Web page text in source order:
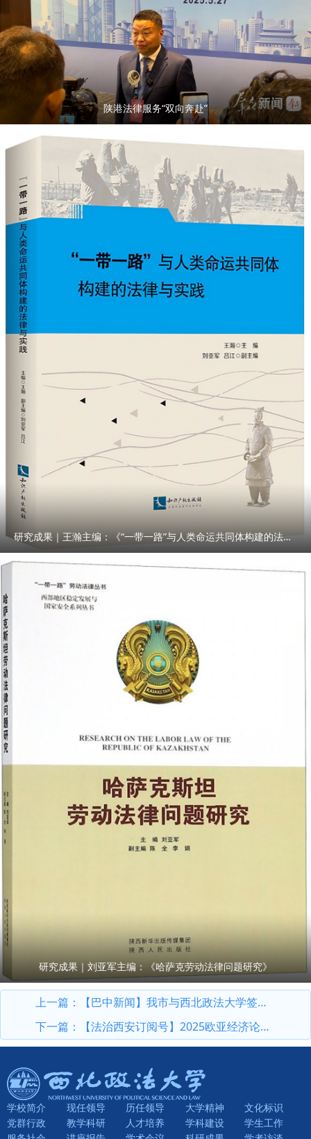
陕港法律服务“双向奔赴”
研究成果｜王瀚主编：《“一带一路”与人类命运共同体构建的法律与实践》
研究成果｜刘亚军主编：《哈萨克劳动法律问题研究》
上一篇：
【巴中新闻】我市与西北政法大学签订战略合作协议 范九利 鲜荣生出席并见证签约
下一篇：
【法治西安订阅号】2025欧亚经济论坛“一带一路”商事法律服务分会——嘉宾访谈 王瀚
学校简介 现任领导 历任领导 大学精神
文化标识
党群行政
教学科研 人才培养 学科建设
学生工作